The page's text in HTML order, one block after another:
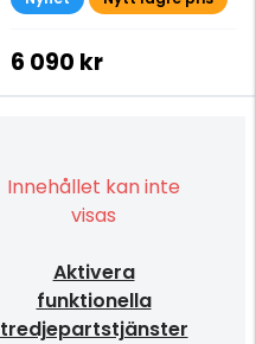
6 090 kr
Innehållet kan inte
visas
Aktivera
funktionella
tredjepartstjänster